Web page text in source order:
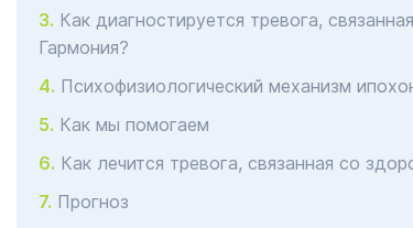
Как диагностируется тревога,
Гармония?
Психофизиологический механизм
Как мы помогаем
Как лечится тревога, связанная со
Прогноз